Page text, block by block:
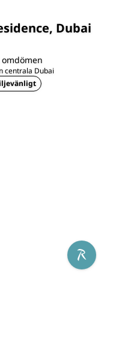
Dubai
omdömen
centrala Dubai